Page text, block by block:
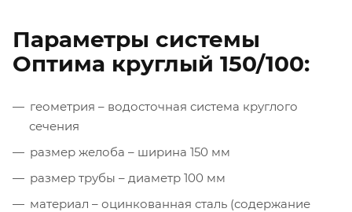
Параметры системы
Оптима круглый 150/100:
геометрия – водосточная система круглого
сечения
размер желоба – ширина 150 мм
размер трубы – диаметр 100 мм
материал – оцинкованная сталь (содержание